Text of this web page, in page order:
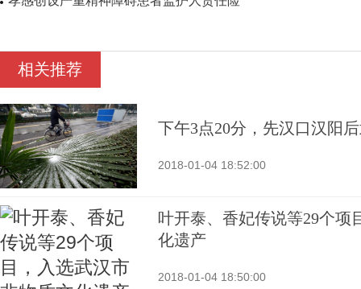
相关推荐
下午3点20分，先汉口汉阳
2018-01-04 18:52:00
叶开泰、香妃传说等29个项
化遗产
2018-01-04 18:50:00